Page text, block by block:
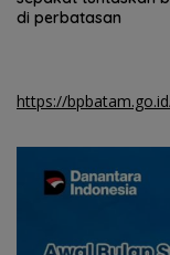
https://